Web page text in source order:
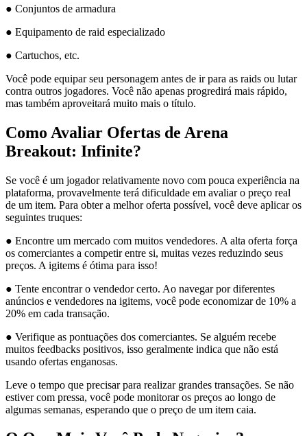
● Conjuntos de armadura
● Equipamento de raid especializado
● Cartuchos, etc.
Você pode equipar seu personagem antes de ir para as raids ou lutar
contra outros jogadores. Você não apenas progredirá mais rápido,
mas também aproveitará muito mais o título.
Como Avaliar Ofertas de Arena
Breakout: Infinite?
Se você é um jogador relativamente novo com pouca experiência na
plataforma, provavelmente terá dificuldade em avaliar o preço real
de um item. Para obter a melhor oferta possível, você deve aplicar os
seguintes truques:
● Encontre um mercado com muitos vendedores. A alta oferta força
os comerciantes a competir entre si, muitas vezes reduzindo seus
preços. A igitems é ótima para isso!
● Tente encontrar o vendedor certo. Ao navegar por diferentes
anúncios e vendedores na igitems, você pode economizar de 10% a
20% em cada transação.
● Verifique as pontuações dos comerciantes. Se alguém recebe
muitos feedbacks positivos, isso geralmente indica que não está
usando ofertas enganosas.
Leve o tempo que precisar para realizar grandes transações. Se não
estiver com pressa, você pode monitorar os preços ao longo de
algumas semanas, esperando que o preço de um item caia.